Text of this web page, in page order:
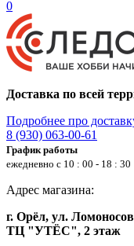
0
Доставка по всей
Подробнее про
8 (930) 063-00-61
График работы
ежедневно с 10 : 00 - 18 : 30
Адрес магазина:
г. Орёл, ул.
ТЦ "УТЁС", 2 этаж